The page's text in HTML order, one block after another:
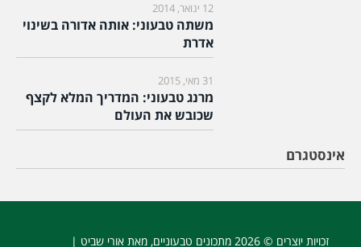
12 ינואר, 2014
משתה טבעוני: אותה אדורה בשינוי
אדרת
31 מאי, 2015
מרנג טבעוני: המדריך המלא לקצף
שכובש את העולם
אינסטגרם
זכויות יוצרים © 2026 מתכונים טבעוניים, מאת אורי שביט |